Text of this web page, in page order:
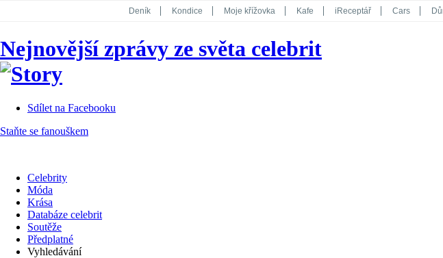
Deník Kondice Moje křížovka Kafe iReceptář Cars
Koktejl
Nejnovější zprávy ze světa celebrit
Sdílet na Facebooku
Staňte se fanouškem
Celebrity
Móda
Krása
Databáze celebrit
Soutěže
Předplatné
Vyhledávání